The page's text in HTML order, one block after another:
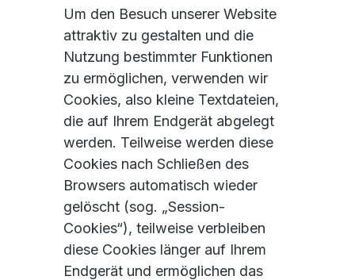
Um den Besuch unserer Website
attraktiv zu gestalten und die
Nutzung bestimmter Funktionen
zu ermöglichen, verwenden wir
Cookies, also kleine Textdateien,
die auf Ihrem Endgerät abgelegt
werden. Teilweise werden diese
Cookies nach Schließen des
Browsers automatisch wieder
gelöscht (sog. „Session-
Cookies“), teilweise verbleiben
diese Cookies länger auf Ihrem
Endgerät und ermöglichen das